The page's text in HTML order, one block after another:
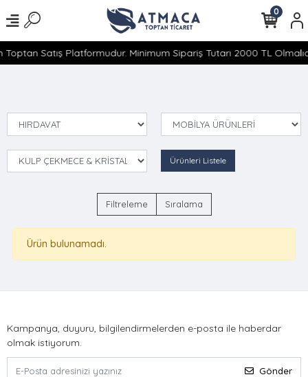
Satış Platformudur. Minimum Sipariş Tutarı 2000 TL
0
Ürünleri Listele
Filtreleme Sıralama
Ürün bulunamadı.
Kampanya, duyuru, bilgilendirmelerden e-posta ile haberdar
olmak istiyorum.
Gönder